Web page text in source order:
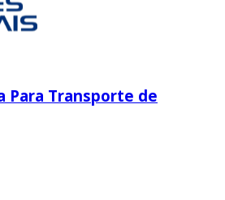
Para Transporte de